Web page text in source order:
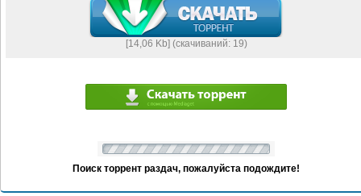
[14,06 Kb] (cкачиваний: 19)
Поиск торрент раздач, пожалуйста подождите!